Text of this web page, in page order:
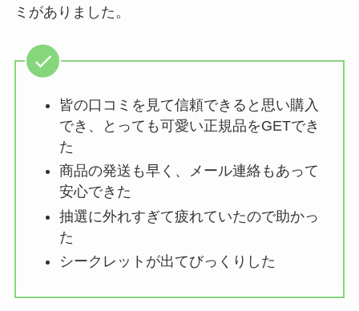
ミがありました。
皆の口コミを見て信頼できると思い購入
でき、とっても可愛い正規品をGETでき
た
商品の発送も早く、メール連絡もあって
安心できた
抽選に外れすぎて疲れていたので助かっ
た
シークレットが出てびっくりした